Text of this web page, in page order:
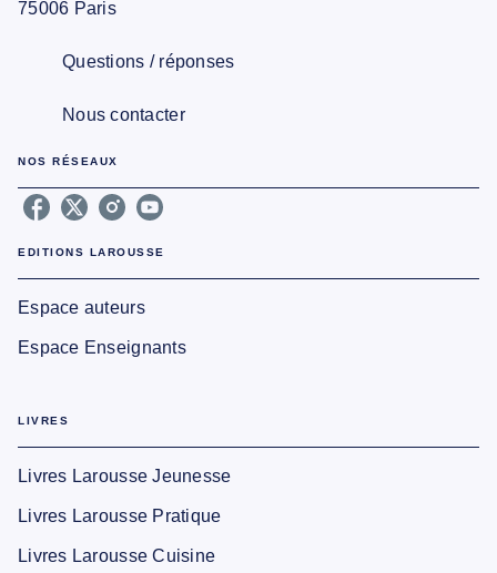
75006 Paris
Questions / réponses
Nous contacter
NOS RÉSEAUX
EDITIONS LAROUSSE
Espace auteurs
Espace Enseignants
LIVRES
Livres Larousse Jeunesse
Livres Larousse Pratique
Livres Larousse Cuisine